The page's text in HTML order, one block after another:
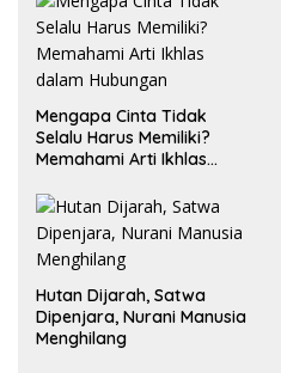
Mengapa Cinta Tidak
Selalu Harus Memiliki?
Memahami Arti Ikhlas
Hutan Dijarah, Satwa
Dipenjara, Nurani Manusia
Menghilang